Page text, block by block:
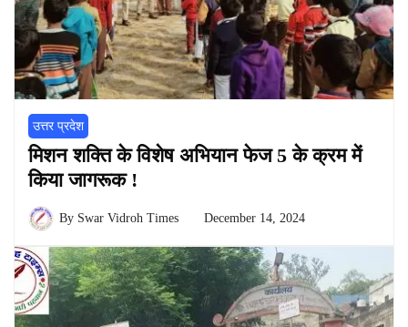
उत्तर प्रदेश
मिशन शक्ति के विशेष अभियान फेज 5 के क्रम में
किया जागरूक !
By Swar Vidroh Times December 14, 2024